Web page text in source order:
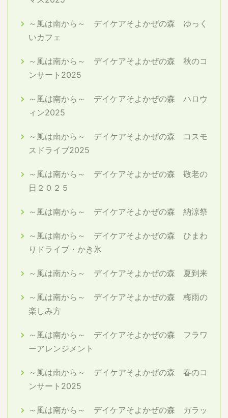
～風は南から～ デイケアそよかぜの森 ゆっく
いカフェ
～風は南から～ デイケアそよかぜの森 秋のコ
ンサート2025
～風は南から～ デイケアそよかぜの森 ハロウ
ィン2025
～風は南から～ デイケアそよかぜの森 コスモ
スドライブ2025
～風は南から～ デイケアそよかぜの森 敬老の
日２０２５
～風は南から～ デイケアそよかぜの森 納涼祭
～風は南から～ デイケアそよかぜの森 ひまわ
りドライブ・かき氷
～風は南から～ デイケアそよかぜの森 夏到来
～風は南から～ デイケアそよかぜの森 梅雨の
楽しみ方
～風は南から～ デイケアそよかぜの森 フラワ
ーアレンジメント
～風は南から～ デイケアそよかぜの森 春のコ
ンサート2025
～風は南から～ デイケアそよかぜの森 ガラッ